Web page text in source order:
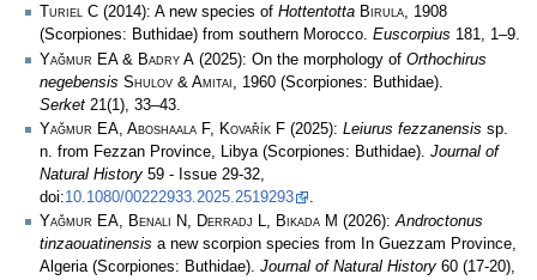
Turiel C (2014): A new species of Hottentotta Birula, 1908
(Scorpiones: Buthidae) from southern Morocco. Euscorpius 181, 1–9.
Yağmur EA & Badry A (2025): On the morphology of Orthochirus
negebensis Shulov & Amitai , 1960 (Scorpiones: Buthidae).
Serket 21(1), 33–43.
Yağmur EA, Aboshaala F, Kovařík F (2025): Leiurus fezzanensis sp.
n. from Fezzan Province, Libya (Scorpiones: Buthidae). Journal of
Natural History 59 - Issue 29-32,
doi:10.1080/00222933.2025.2519293
Yağmur EA, Benali N, Derradj L, Bikada M (2026):Androctonus
tinzaouatinensis a new scorpion species from In Guezzam Province,
Algeria (Scorpiones: Buthidae). Journal of Natural History 60 (17-20),